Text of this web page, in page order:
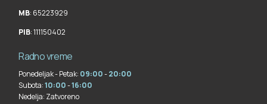
MB: 65223929
PIB: 111150402
Radno vreme
Ponedeljak - Petak: 09:00-20:00
Subota:10:00-16:00
Nedelja: Zatvoreno